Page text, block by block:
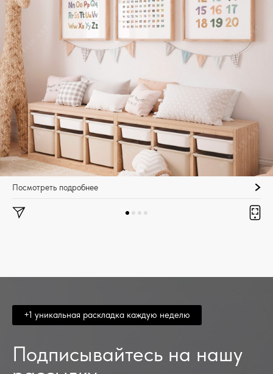
Посмотреть подробнее
+1 уникальная раскладка каждую неделю
Подписывайтесь на нашу